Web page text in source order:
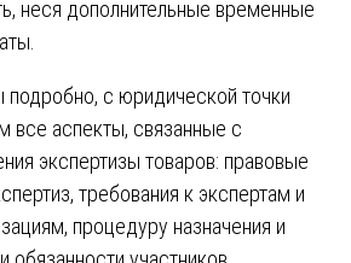
неся дополнительные временные
подробно, с юридической точки
все аспекты, связанные с
экспертизы товаров: правовые
требования к экспертам и
процедуру назначения и